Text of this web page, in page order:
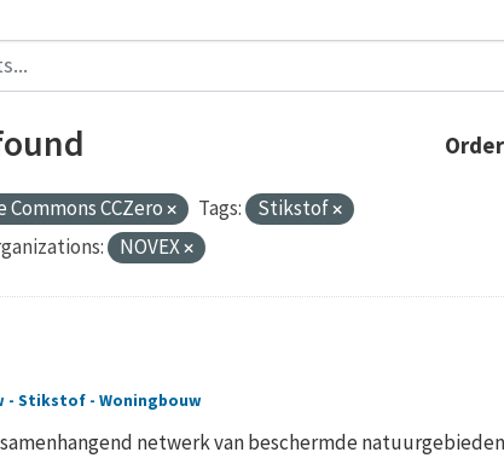
Commons CCZero Tags:
Stikstof
NOVEX
Stikstof Woningbouw
netwerk van beschermde